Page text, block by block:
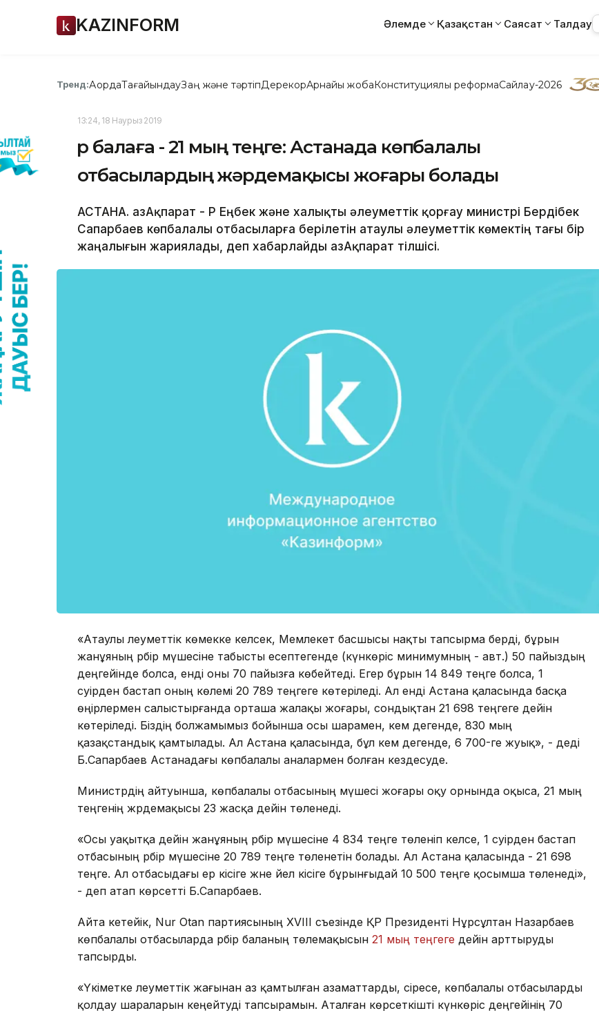
KAZINFORM Әлемде Қазақстан Саясат Талдау
Тренд:АқордаТағайындауЗаң және тәртіпДерекқорАрнайы жобаКонституциялық реформаСайлау-2026
13:24, 18 Наурыз 2019
Әр балаға - 21 мың теңге: Астанада көпбалалы
отбасылардың жәрдемақысы жоғары болады
АСТАНА. ҚазАқпарат - ҚР Еңбек және xалықты әлеуметтік қорғау министрі Бердібек
Сапарбаев көпбалалы отбасыларға берілетін атаулы әлеуметтік көмектің тағы бір
жаңалығын жариялады, деп xабарлайды ҚазАқпарат тілшісі.
«Атаулы әлеуметтік көмекке келсек, Мемлекет басшысы нақты тапсырма берді, бұрын
жанұяның әрбір мүшесіне табысты есептегенде (күнкөріс минимумның - авт.) 50 пайыздың
деңгейінде болса, енді оны 70 пайызға көбейтеді. Егер бұрын 14 849 теңге болса, 1
сәуірден бастап оның көлемі 20 789 теңгеге көтеріледі. Ал енді Астана қаласында басқа
өңірлермен салыстырғанда орташа жалақы жоғары, сондықтан 21 698 теңгеге дейін
көтеріледі. Біздің болжамымыз бойынша осы шарамен, кем дегенде, 830 мың
қазақстандық қамтылады. Ал Астана қаласында, бұл кем дегенде, 6 700-ге жуық», - деді
Б.Сапарбаев Астанадағы көпбалалы аналармен болған кездесуде.
Министрдің айтуынша, көпбалалы отбасының мүшесі жоғары оқу орнында оқыса, 21 мың
теңгенің жәрдемақысы 23 жасқа дейін төленеді.
«Осы уақытқа дейін жанұяның әрбір мүшесіне 4 834 теңге төленіп келсе, 1 сәуірден бастап
отбасының әрбір мүшесіне 20 789 теңге төленетін болады. Ал Астана қаласында - 21 698
теңге. Ал отбасыдағы ер кісіге және әйел кісіге бұрынғыдай 10 500 теңге қосымша төленеді»,
- деп атап көрсетті Б.Сапарбаев.
Айта кетейік, Nur Otan партиясының XVIII съезінде ҚР Президенті Нұрсұлтан Назарбаев
көпбалалы отбасыларда әрбір баланың төлемақысын 21 мың теңгеге дейін арттыруды
тапсырды.
«Үкіметке әлеуметтік жағынан аз қамтылған азаматтарды, әсіресе, көпбалалы отбасыларды
қолдау шараларын кеңейтуді тапсырамын. Аталған көрсеткішті күнкөріс деңгейінің 70